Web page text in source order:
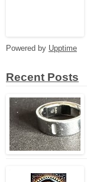
Powered by Upptime
Recent Posts